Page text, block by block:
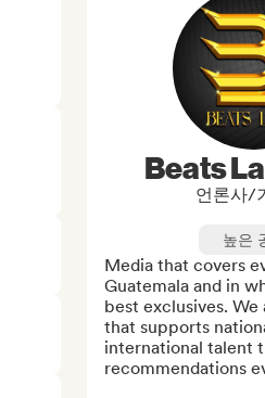
Beats
언론사/
높은
Media that covers
Guatemala and in
best exclusives. We
that supports
international talent
recommendations